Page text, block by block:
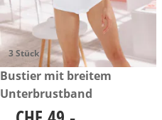
3 Stück
CHF 49.-
Bustier mit breitem
Unterbrustband
CHF 49.-